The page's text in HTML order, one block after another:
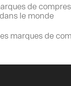
de
le monde
marques de